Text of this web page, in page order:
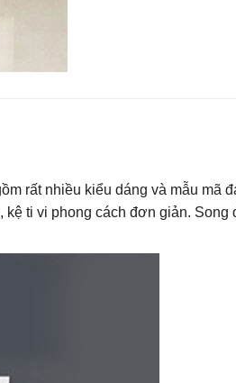
rất nhiều kiểu dáng và mẫu mã
ti vi phong cách đơn giản.